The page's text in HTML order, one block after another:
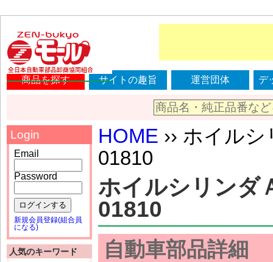
商品を探す サイトの趣旨 運営団体 デ
HOME ›› ホイル
01810
ホイルシリンダ
01810
自動車部品詳細
Login
Email
Password
ログインする
新規会員登録(組合員
になる)
人気のキーワード